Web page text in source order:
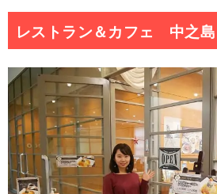
レストラン＆カフェ 中之